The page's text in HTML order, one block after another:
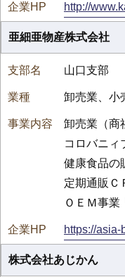
http://
亜細亜物産株式会社
山口支部
卸売業、小
卸売業（商
コロバニィ
健康食品の
定期通販Ｃ
ＯＥＭ事業
https://
株式会社あじかん